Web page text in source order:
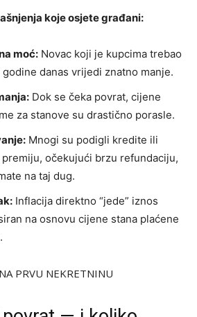
koje osjete građani:
moć: Novac koji je kupcima trebao
danas vrijedi znatno manje.
Dok se čeka povrat, cijene
za stanove su drastično porasle.
Mnogi su podigli kredite ili
očekujući brzu refundaciju,
na taj dug.
Inflacija direktno “jede” iznos
na osnovu cijene stana plaćene
PRVU NEKRETNINU